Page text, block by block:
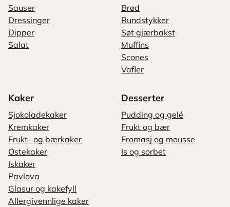
Sauser
Dressinger
Dipper
Salat
Brød
Rundstykker
Søt gjærbakst
Muffins
Scones
Vafler
Kaker
Sjokoladekaker
Kremkaker
Frukt- og bærkaker
Ostekaker
Iskaker
Pavlova
Glasur og kakefyll
Allergivennlige kaker
Desserter
Pudding og gelé
Frukt og bær
Fromasj og mousse
Is og sorbet